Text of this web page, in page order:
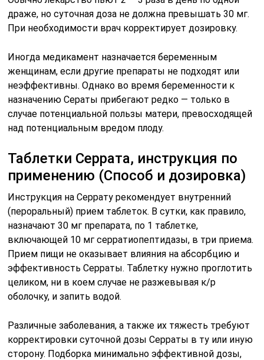
драже, но суточная доза не должна превышать 30 мг.
При необходимости врач корректирует дозировку.
Иногда медикамент назначается беременным
женщинам, если другие препараты не подходят или
неэффективны. Однако во время беременности к
назначению Сераты прибегают редко — только в
случае потенциальной пользы матери, превосходящей
над потенциальным вредом плоду.
Таблетки Серрата, инструкция по
применению (Способ и дозировка)
Инструкция на Серрату рекомендует внутренний
(пероральный) прием таблеток. В сутки, как правило,
назначают 30 мг препарата, по 1 таблетке,
включающей 10 мг серратиопептидазы, в три приема.
Прием пищи не оказывает влияния на абсорбцию и
эффективность Серраты. Таблетку нужно проглотить
целиком, ни в коем случае не разжевывая к/р
оболочку, и запить водой.
Различные заболевания, а также их тяжесть требуют
корректировки суточной дозы Серраты в ту или иную
сторону. Подборка минимально эффективной дозы,